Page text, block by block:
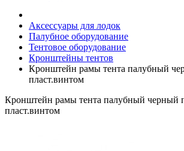
Аксессуары для лодок
Палубное оборудование
Тентовое оборудование
Кронштейны тентов
Кронштейн рамы тента палубный
пласт.винтом
Кронштейн рамы тента палубный черный
пласт.винтом